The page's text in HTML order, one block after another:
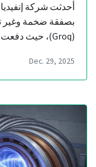
أحدثت شركة
بصفقة ضخمة وغير
(Groq)، حيث دفعت م…
Dec. 29, 2025